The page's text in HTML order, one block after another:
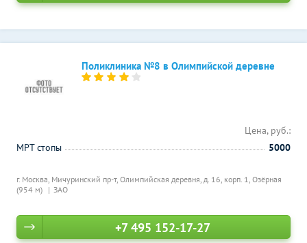
Поликлиника №8 в Олимпийской деревне
г. Москва, Мичуринский пр-т, Олимпийская деревня, д. 16, корп. 1, Озёрная
(954 м)
ЗАО
Цена, руб.:
МРТ стопы
5000
+7 495 152-17-27